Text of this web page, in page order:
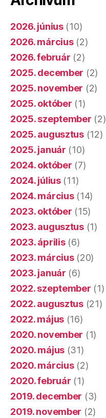
2026. június(10)
2026. március(2)
2026. február (2)
2025. december (2)
2025. november (2)
2025. október (1)
2025. szeptember (2)
2025. augusztus(12)
2025. január (10)
2024. október (7)
2024. július(11)
2024. március(14)
2023. október (15)
2023. augusztus(1)
2023. április(6)
2023. március(20)
2023. január (6)
2022. szeptember (1)
2022. augusztus(21)
2022. május (16)
2020. november (1)
2020. május (31)
2020. március(2)
2020. február (1)
2019. december (3)
2019. november (2)